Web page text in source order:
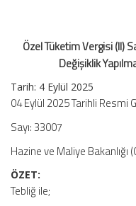
No:15)
için
Özel Tüketim Vergisi (II)
Değişiklik
Tarih: 4 Eylül 2025
04 Eylül 2025 Tarihli Resmi
Sayı: 33007
Hazine ve Maliye Bakanlığı
ÖZET:
Tebliğ ile;